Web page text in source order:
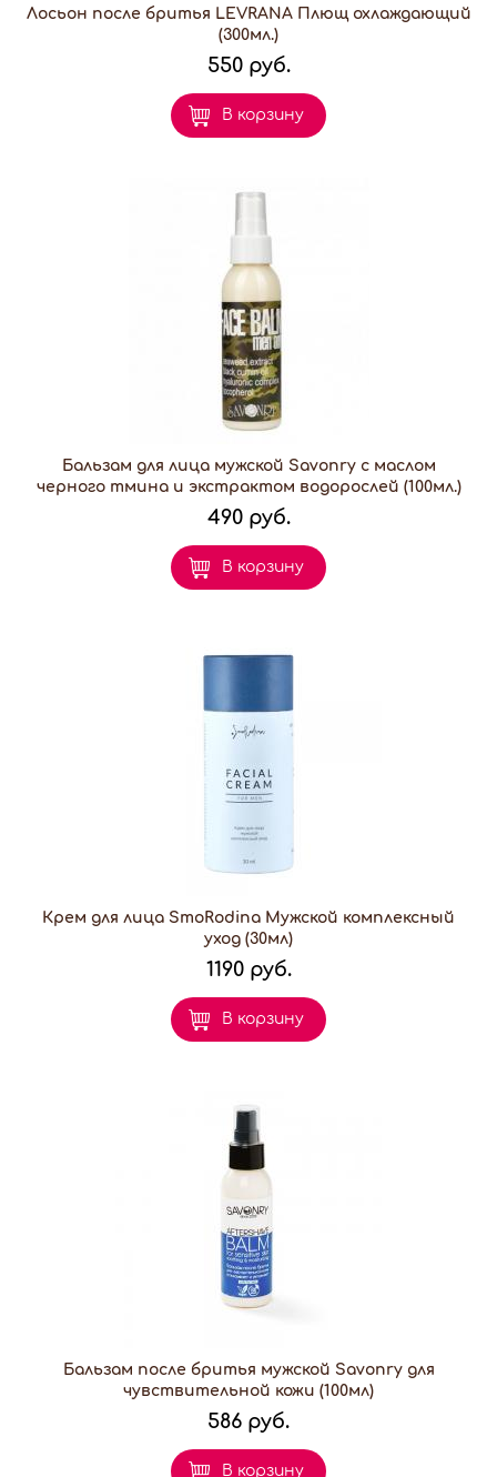
Лосьон после бритья LEVRANA Плющ охлаждающий
(300мл.)
550 руб.
В корзину
Бальзам для лица мужской Savonry с маслом
черного тмина и экстрактом водорослей (100мл.)
490 руб.
В корзину
Крем для лица SmoRodina Мужской комплексный
уход (30мл)
1190 руб.
В корзину
Бальзам после бритья мужской Savonry для
чувствительной кожи (100мл)
586 руб.
В корзину